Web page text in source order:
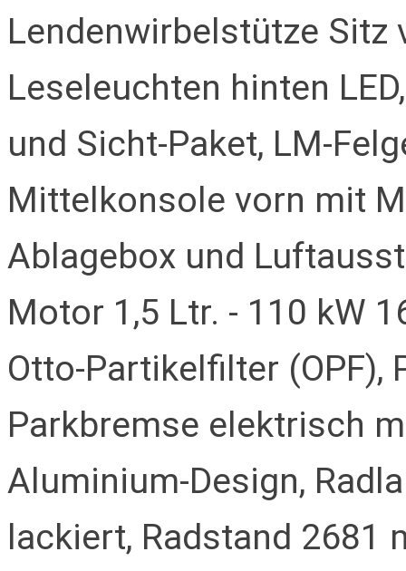
Lendenwirbelstütze Sitz
Leseleuchten hinten
und Sicht-Paket, LM-
Mittelkonsole vorn mit
Ablagebox und
Motor 1,5 Ltr. - 110 kW
Otto-Partikelfilter (OPF),
Parkbremse elektrisch
Aluminium-Design,
lackiert, Radstand 2681